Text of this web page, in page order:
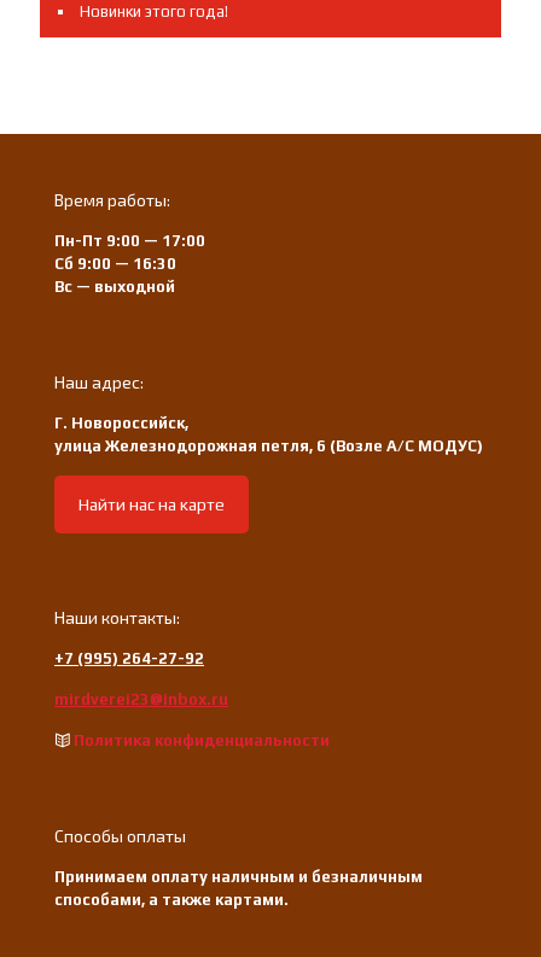
Новинки этого года!
Время работы:
Пн-Пт 9:00 — 17:00
Сб 9:00 — 16:30
Вс — выходной
Наш адрес:
Г. Новороссийск,
улица Железнодорожная петля, 6 (Возле А/С МОДУС)
Найти нас на карте
Наши контакты:
+7 (995) 264-27-92
mirdverei23@inbox.ru
Политика конфиденциальности
Способы оплаты
Принимаем оплату наличным и безналичным
способами, а также картами.